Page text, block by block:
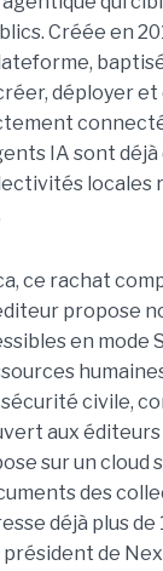
Créée en
déployer
IA sont
locales
ce rachat
propose
en mode
civile,
aux éditeurs
sur un cloud
des
déjà plus
de